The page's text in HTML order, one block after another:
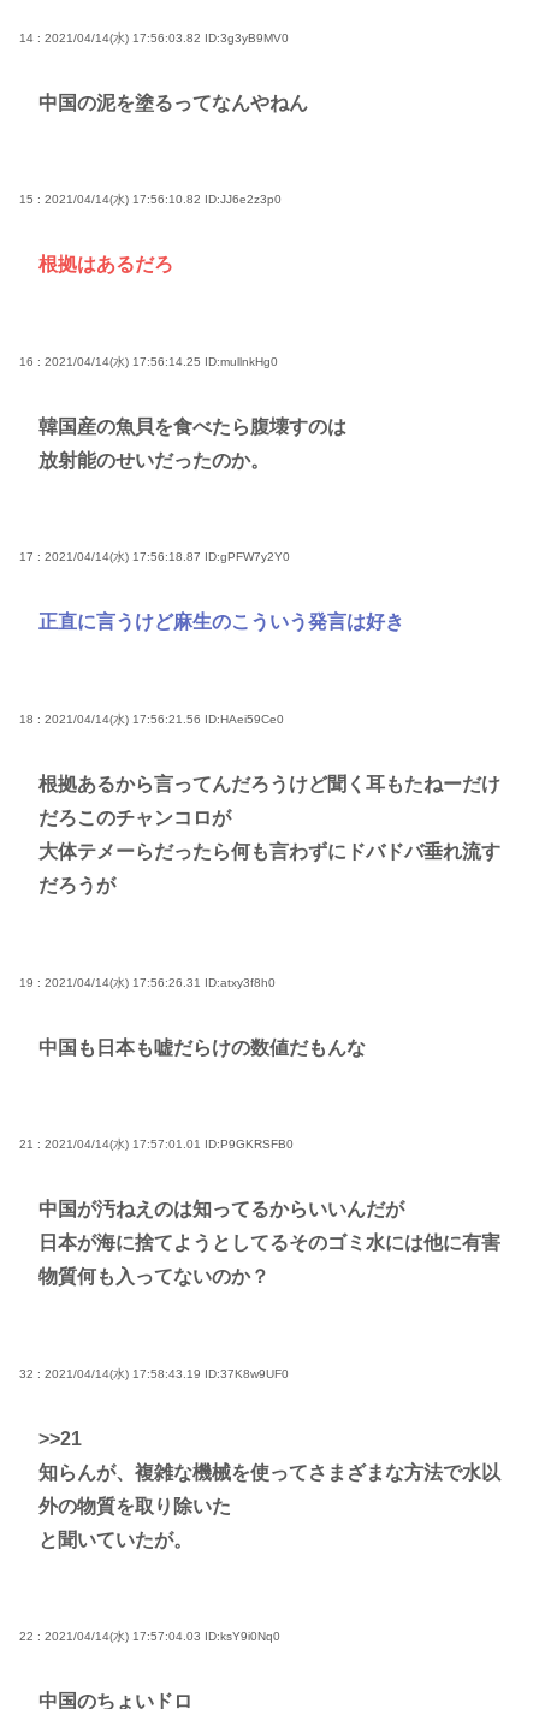
14 : 2021/04/14(水) 17:56:03.82 ID:3g3yB9MV0
中国の泥を塗るってなんやねん
15 : 2021/04/14(水) 17:56:10.82 ID:JJ6e2z3p0
根拠はあるだろ
16 : 2021/04/14(水) 17:56:14.25 ID:mullnkHg0
韓国産の魚貝を食べたら腹壊すのは
放射能のせいだったのか。
17 : 2021/04/14(水) 17:56:18.87 ID:gPFW7y2Y0
正直に言うけど麻生のこういう発言は好き
18 : 2021/04/14(水) 17:56:21.56 ID:HAei59Ce0
根拠あるから言ってんだろうけど聞く耳もたねーだけ
だろこのチャンコロが
大体テメーらだったら何も言わずにドバドバ垂れ流す
だろうが
19 : 2021/04/14(水) 17:56:26.31 ID:atxy3f8h0
中国も日本も嘘だらけの数値だもんな
21 : 2021/04/14(水) 17:57:01.01 ID:P9GKRSFB0
中国が汚ねえのは知ってるからいいんだが
日本が海に捨てようとしてるそのゴミ水には他に有害
物質何も入ってないのか？
32 : 2021/04/14(水) 17:58:43.19 ID:37K8w9UF0
>>21
知らんが、複雑な機械を使ってさまざまな方法で水以
外の物質を取り除いた
と聞いていたが。
22 : 2021/04/14(水) 17:57:04.03 ID:ksY9i0Nq0
中国のちょいドロ